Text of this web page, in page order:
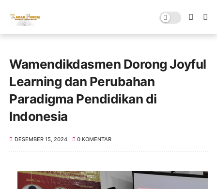
Wamendikdasmen Dorong Joyful
Learning dan Perubahan
Paradigma Pendidikan di
Indonesia
DESEMBER 15, 2024 0 KOMENTAR